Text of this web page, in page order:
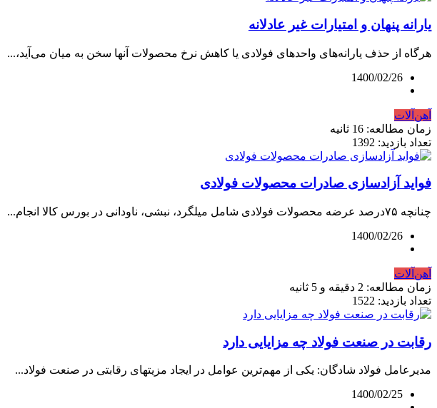
یارانه پنهان و امتیارات غیر عادلانه
هرگاه از حذف یارانه‌های واحدهای فولادی یا کاهش نرخ محصولات آنها سخن به میان می‌آید،...
1400/02/26
آهن‌آلات
زمان مطالعه: 16 ثانیه
تعداد بازدید: 1392
فواید آزادسازی صادرات محصولات فولادی
چنانچه ۷۵درصد عرضه محصولات فولادی شامل میلگرد، نبشی، ناودانی در بورس کالا انجام...
1400/02/26
آهن‌آلات
زمان مطالعه: 2 دقیقه و 5 ثانیه
تعداد بازدید: 1522
رقابت در صنعت فولاد چه مزایایی دارد
مدیرعامل فولاد شادگان: یکی از مهم‌ترین عوامل در ایجاد مزیتهای رقابتی در صنعت فولاد...
1400/02/25